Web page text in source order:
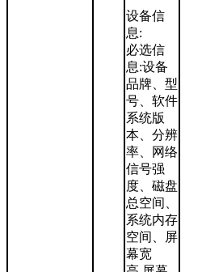
设备信
息:
必选信
息:设备
品牌、型
号、软件
系统版
本、分辨
率、网络
信号强
度、磁盘
总空间、
系统内存
空间、屏
幕宽